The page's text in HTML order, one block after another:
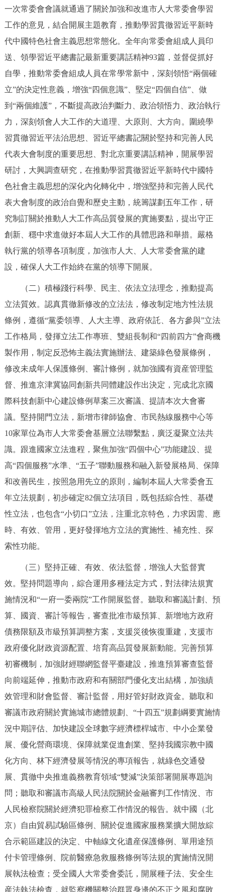
十六區概覽
多語種
ENGLISH 한국어 日本語
ESPAÑOL العربية PORTUGUÊS
ITALIANO
一次常委會會議就通過了關於加強和改進市人大常委會學習
工作的意見，結合開展主題教育，推動學習貫徹習近平新時
代中國特色社會主義思想常態化。全年向常委會組成人員印
送、領學習近平總書記最新重要講話精神93篇，並督促抓好
自學，推動常委會組成人員在常學常新中，深刻領悟“兩個確
立”的決定性意義，增強“四個意識”、堅定“四個自信”、做
到“兩個維護”，不斷提高政治判斷力、政治領悟力、政治執行
力，深刻領會人大工作的大道理、大原則、大方向。圍繞學
習貫徹習近平法治思想、習近平總書記關於堅持和完善人民
代表大會制度的重要思想、對北京重要講話精神，開展學習
研討，大興調查研究，在推動學習貫徹習近平新時代中國特
色社會主義思想的深化內化轉化中，增強堅持和完善人民代
表大會制度的政治自覺和歷史主動，統籌謀劃五年工作，研
究制訂關於推動人大工作高品質發展的實施要點，提出守正
創新、穩中求進做好本屆人大工作的具體思路和舉措。嚴格
執行黨的領導各項制度，加強市人大、人大常委會黨的建
設，確保人大工作始終在黨的領導下開展。
（二）積極踐行科學、民主、依法立法理念，推動提高
立法質效。認真貫徹新修改的立法法，修改制定地方性法規
條例，遵循“黨委領導、人大主導、政府依託、各方參與”立法
工作格局，發揮立法工作專班、雙組長制和“四前四方”會商機
製作用，制定反恐怖主義法實施辦法、建築綠色發展條例，
修改未成年人保護條例、審計條例，就加強國有資産管理監
督、推進京津冀協同創新共同體建設作出決定，完成北京國
際科技創新中心建設條例草案三次審議、提請本次大會審
議。堅持開門立法，新增市律師協會、市民熱線服務中心等
10家單位為市人大常委會基層立法聯繫點，廣泛凝聚立法共
識。跟進國家立法進程，聚焦加強“四個中心”功能建設、提
高“四個服務”水準、“五子”聯動服務和融入新發展格局、保障
和改善民生，按照急用先立的原則，編制本屆人大常委會五
年立法規劃，初步確定82個立法項目，既包括綜合性、基礎
性立法，也包含“小切口”立法，注重北京特色，力求因需、應
時、有效、管用，更好發揮地方立法的實施性、補充性、探
索性功能。
（三）堅持正確、有效、依法監督，增強人大監督實
效。堅持問題導向，綜合運用多種法定方式，對法律法規實
施情況和“一府一委兩院”工作開展監督。聽取和審議計劃、預
算、國資、審計等報告，審查批准市級預算、新增地方政府
債務限額及市級預算調整方案，支援災後恢復重建，支援市
政府優化財政資源配置、培育高品質發展新動能。完善預算
初審機制，加強財經聯網監督平臺建設，推進預算審查監督
向前端延伸，推動市政府和有關部門優化支出結構，加強績
效管理和財會監督、審計監督，用好管好財政資金。聽取和
審議市政府關於實施城市總體規劃、“十四五”規劃綱要實施情
況中期評估、加快建設全球數字經濟標桿城市、中小企業發
展、優化營商環境、保障就業促進創業、堅持我國宗教中國
化方向、林下經濟發展等情況的專項報告，就綠色交通發
展、貫徹中央推進義務教育領域“雙減”決策部署開展專題詢
問；聽取和審議市高級人民法院關於金融審判工作情況、市
人民檢察院關於經濟犯罪檢察工作情況的報告。就中國（北
京）自由貿易試驗區條例、關於促進國家服務業擴大開放綜
合示範區建設的決定、中軸線文化遺産保護條例、單用途預
付卡管理條例、院前醫療急救服務條例等法規的實施情況開
展執法檢查；受全國人大常委會委託，開展種子法、安全生
産法執法檢查，就監察機關整治群眾身邊的不正之風和腐敗